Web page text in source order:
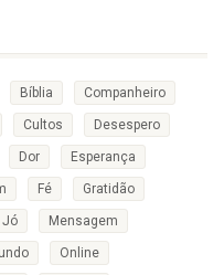
Bíblia Companheiro
Cultos Desespero
Dor Esperança
Fé Gratidão
Jó Mensagem
Online